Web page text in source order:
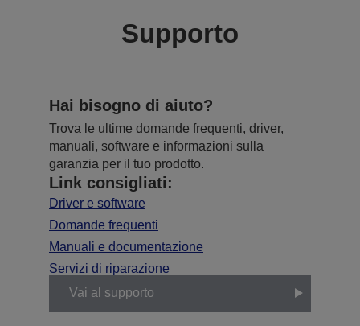
Supporto
Hai bisogno di aiuto?
Trova le ultime domande frequenti, driver,
manuali, software e informazioni sulla
garanzia per il tuo prodotto.
Link consigliati:
Driver e software
Domande frequenti
Manuali e documentazione
Servizi di riparazione
Vai al supporto